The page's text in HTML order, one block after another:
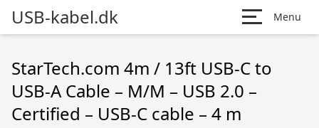
USB-kabel.dk Menu
StarTech.com 4m / 13ft USB-C to
USB-A Cable – M/M – USB 2.0 –
Certified – USB-C cable – 4 m